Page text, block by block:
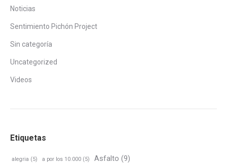
Noticias
Sentimiento Pichón Project
Sin categoría
Uncategorized
Videos
Etiquetas
alegria (5) a por los 10.000 (5) Asfalto (9)